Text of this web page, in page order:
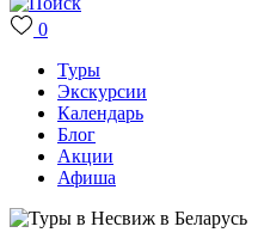
0
Туры
Экскурсии
Календарь
Блог
Акции
Афиша